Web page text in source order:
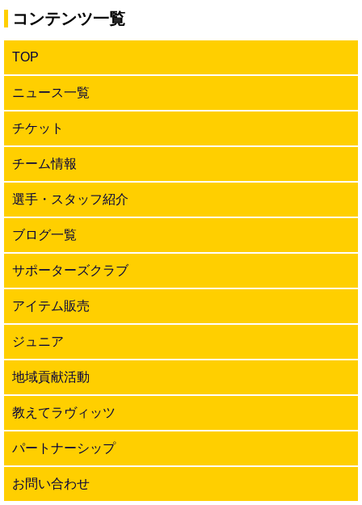
コンテンツ一覧
TOP
ニュース一覧
チケット
チーム情報
選手・スタッフ紹介
ブログ一覧
サポーターズクラブ
アイテム販売
ジュニア
地域貢献活動
教えてラヴィッツ
パートナーシップ
お問い合わせ